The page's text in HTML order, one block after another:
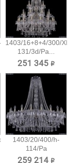
1403/16+8+4/300/XL-
131/3d/Pa...
251 345 ₽
G
1403/20/400/h-
114/Pa
Хрустальная...
259 214 ₽